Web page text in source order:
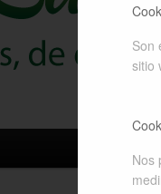
Son
sitio
Nos